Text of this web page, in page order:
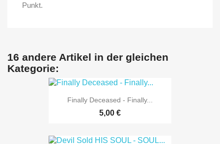
Punkt.
16 andere Artikel in der gleichen
Kategorie:
Finally Deceased - Finally...
5,00 €